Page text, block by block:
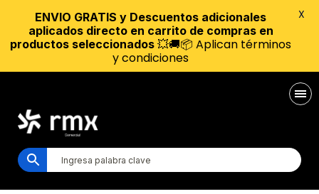
ENVIO GRATIS y Descuentos adicionales
aplicados directo en carrito de compras en
productos seleccionados 💥🚚📦 Aplican términos
y condiciones
X